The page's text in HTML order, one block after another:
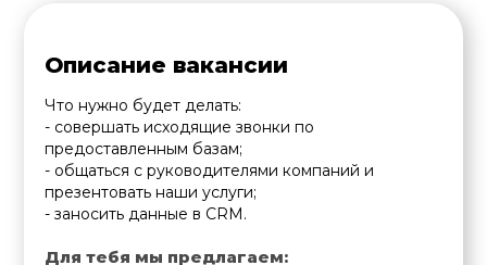
Описание вакансии
Что нужно будет делать:
- совершать исходящие звонки по
предоставленным базам;
- общаться с руководителями компаний и
презентовать наши услуги;
- заносить данные в СRM.
Для тебя мы предлагаем: